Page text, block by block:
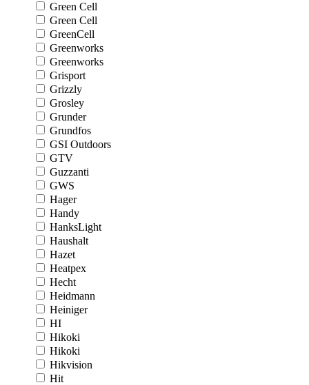
Green Cell
Green Cell
GreenCell
Greenworks
Greenworks
Grisport
Grizzly
Grosley
Grunder
Grundfos
GSI Outdoors
GTV
Guzzanti
GWS
Hager
Handy
HanksLight
Haushalt
Hazet
Heatpex
Hecht
Heidmann
Heiniger
HI
Hikoki
Hikoki
Hikvision
Hit